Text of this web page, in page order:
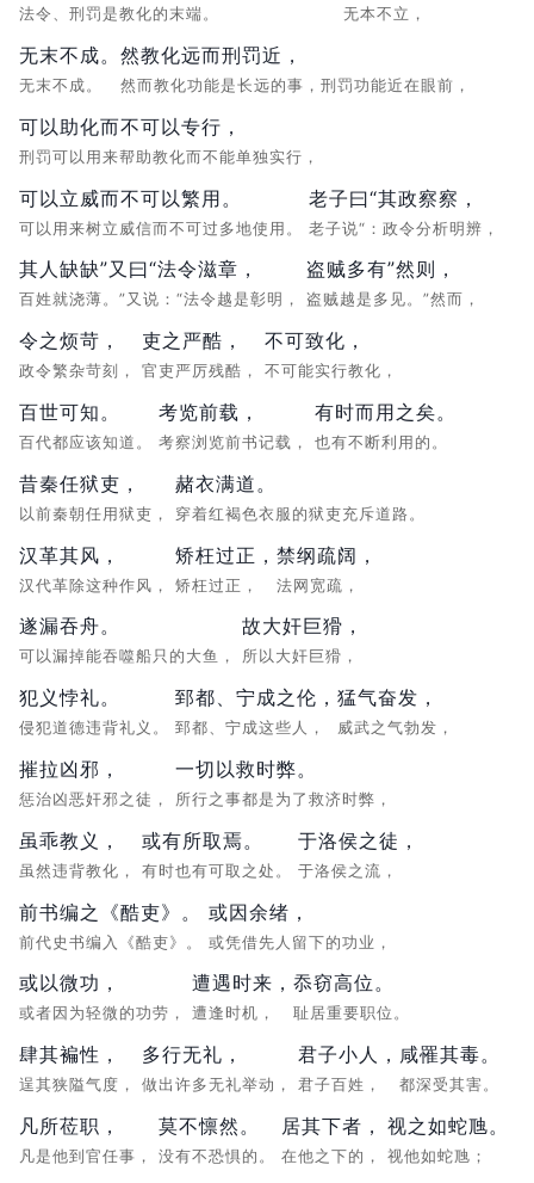
法令、刑罚是教化的末端。 无本不立，
无末不成。
无末不成。
然教化远而刑罚近，
然而教化功能是长远的事，刑罚功能近在眼前，
可以助化而不可以专行，
刑罚可以用来帮助教化而不能单独实行，
可以立威而不可以繁用。
可以用来树立威信而不可过多地使用。
老子曰“其政察察，
老子说“：政令分析明辨，
其人缺缺”又曰“法令滋章，
百姓就浇薄。”又说：“法令越是彰明，
盗贼多有”然则，
盗贼越是多见。”然而，
令之烦苛，
政令繁杂苛刻，
吏之严酷，
官吏严厉残酷，
不可致化，
不可能实行教化，
百世可知。
百代都应该知道。
考览前载，
考察浏览前书记载，
有时而用之矣。
也有不断利用的。
昔秦任狱吏，
以前秦朝任用狱吏，
赭衣满道。
穿着红褐色衣服的狱吏充斥道路。
汉革其风，
汉代革除这种作风，
矫枉过正，
矫枉过正，
禁纲疏阔，
法网宽疏，
遂漏吞舟。
可以漏掉能吞噬船只的大鱼，
故大奸巨猾，
所以大奸巨猾，
犯义悖礼。
侵犯道德违背礼义。
郅都、宁成之伦，
郅都、宁成这些人，
猛气奋发，
威武之气勃发，
摧拉凶邪，
惩治凶恶奸邪之徒，
一切以救时弊。
所行之事都是为了救济时弊，
虽乖教义，
虽然违背教化，
或有所取焉。
有时也有可取之处。
于洛侯之徒，
于洛侯之流，
前书编之《酷吏》。
前代史书编入《酷吏》。
或因余绪，
或凭借先人留下的功业，
或以微功，
或者因为轻微的功劳，
遭遇时来，
遭逢时机，
忝窃高位。
耻居重要职位。
肆其褊性，
逞其狭隘气度，
多行无礼，
做出许多无礼举动，
君子小人，
君子百姓，
咸罹其毒。
都深受其害。
凡所莅职，
凡是他到官任事，
莫不懔然。
没有不恐惧的。
居其下者，
在他之下的，
视之如蛇虺。
视他如蛇虺；